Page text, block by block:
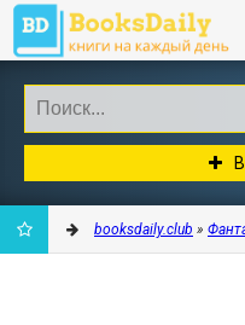
booksdaily.club »